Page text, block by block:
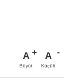
A
Büyüt
A
Küçült